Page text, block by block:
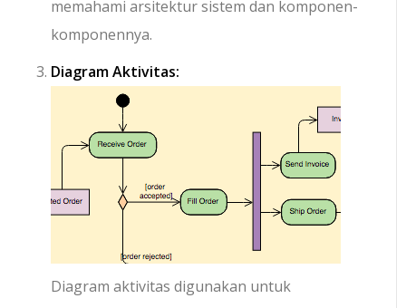
memahami arsitektur sistem dan komponen-
komponennya.
Diagram Aktivitas:
Diagram aktivitas digunakan untuk